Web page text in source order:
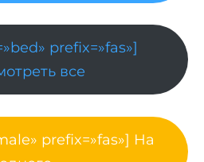
prefix=»fas»]
все
prefix=»fas»] На